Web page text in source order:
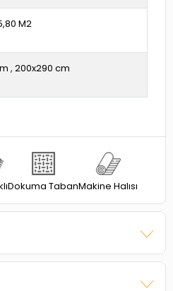
M2
, 200x290 cm
Dokuma TabanMakine Halısı